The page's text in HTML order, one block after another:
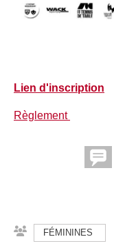
Lien d'inscription
Règlement
FÉMININES